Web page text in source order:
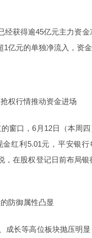
经获得逾45亿元主力资
亿元的单独净流入，资
权行情推动资金进场
窗口，6月12日（本周
红利5.01元，平安银
，在股权登记日前布局
防御属性凸显
成长等高位板块抛压明